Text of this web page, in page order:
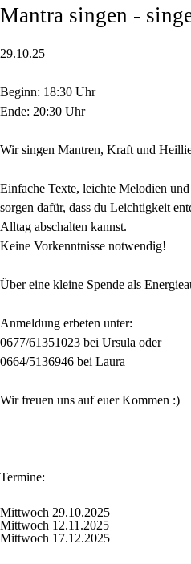
Mantra singen -
29.10.25
Beginn: 18:30 Uhr
Ende: 20:30 Uhr
Wir singen Mantren, Kraft und
Einfache Texte, leichte Melodien
sorgen dafür, dass du Leichtigkeit
Alltag abschalten kannst.
Keine Vorkenntnisse notwendig!
Über eine kleine Spende als
Anmeldung erbeten unter:
0677/61351023 bei Ursula oder
0664/5136946 bei Laura
Wir freuen uns auf euer Kommen :)
Termine:
Mittwoch 29.10.2025
Mittwoch 12.11.2025
Mittwoch 17.12.2025